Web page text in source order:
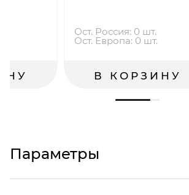
Ост. Россия: 0 шт.
Ост. Европа: 0 шт.
В КОРЗИНУ
Параметры